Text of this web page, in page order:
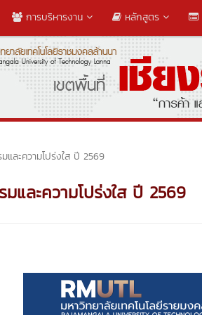
การบริหารงาน หลักสูตร
และความโปร่งใส ปี 2569
และความโปร่งใส ปี 2569